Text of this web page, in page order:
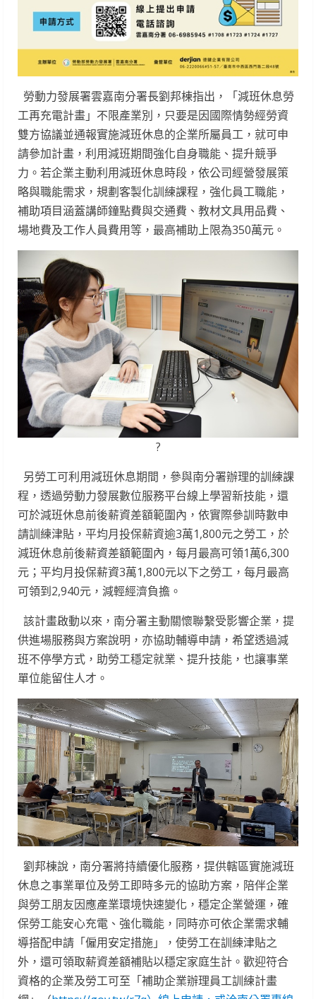
勞動力發展署雲嘉南分署長劉邦棟指出，「減班休息勞
工再充電計畫」不限產業別，只要是因國際情勢經勞資
雙方協議並通報實施減班休息的企業所屬員工，就可申
請參加計畫，利用減班期間強化自身職能、提升競爭
力。若企業主動利用減班休息時段，依公司經營發展策
略與職能需求，規劃客製化訓練課程，強化員工職能，
補助項目涵蓋講師鐘點費與交通費、教材文具用品費、
場地費及工作人員費用等，最高補助上限為350萬元。
?
另勞工可利用減班休息期間，參與南分署辦理的訓練課
程，透過勞動力發展數位服務平台線上學習新技能，還
可於減班休息前後薪資差額範圍內，依實際參訓時數申
請訓練津貼，平均月投保薪資逾3萬1,800元之勞工，於
減班休息前後薪資差額範圍內，每月最高可領1萬6,300
元；平均月投保薪資3萬1,800元以下之勞工，每月最高
可領到2,940元，減輕經濟負擔。
該計畫啟動以來，南分署主動關懷聯繫受影響企業，提
供進場服務與方案說明，亦協助輔導申請，希望透過減
班不停學方式，助勞工穩定就業、提升技能，也讓事業
單位能留住人才。
劉邦棟說，南分署將持續優化服務，提供轄區實施減班
休息之事業單位及勞工即時多元的協助方案，陪伴企業
與勞工朋友因應產業環境快速變化，穩定企業營運，確
保勞工能安心充電、強化職能，同時亦可依企業需求輔
導搭配申請「僱用安定措施」，使勞工在訓練津貼之
外，還可領取薪資差額補貼以穩定家庭生計。歡迎符合
資格的企業及勞工可至「補助企業辦理員工訓練計畫